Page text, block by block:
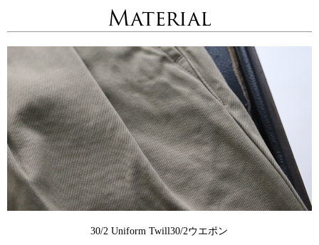
Material
30/2 Uniform Twill30/2ウエポン